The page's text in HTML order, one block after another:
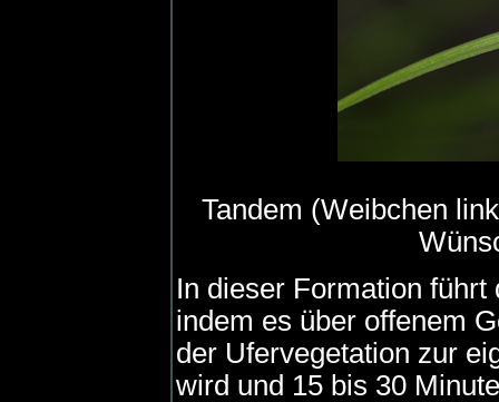
Tandem (Weibchen
In dieser Formation
indem es über offenem
der Ufervegetation zur
wird und 15 bis 30